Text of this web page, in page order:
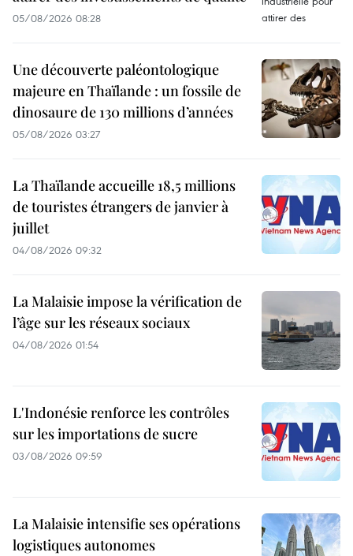
05/08/2026 08:28
Une découverte paléontologique
majeure en Thaïlande : un fossile de
dinosaure de 130 millions d’années
05/08/2026 03:27
La Thaïlande accueille 18,5 millions
de touristes étrangers de janvier à
juillet
04/08/2026 09:32
La Malaisie impose la vérification de
l’âge sur les réseaux sociaux
04/08/2026 01:54
L'Indonésie renforce les contrôles
sur les importations de sucre
03/08/2026 09:59
La Malaisie intensifie ses opérations
logistiques autonomes